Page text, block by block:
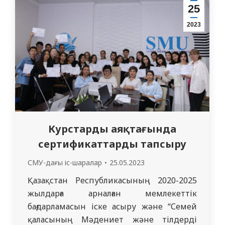
қалаларының айналасы болып табылады.
Семинардың модераторлары – «СМУ»
КеАҚ 617 тобының ЖПД интерндері.
Семинар…
25
2023
Курстарды аяқтағында
сертификаттарды тапсыру
СМУ-дағы іс-шаралар 25.05.2023
Қазақстан Республикасының 2020-2025
жылдарға арналған мемлекеттік
бағдарламасын іске асыру және “Семей
қаласының Мәдениет және тілдерді